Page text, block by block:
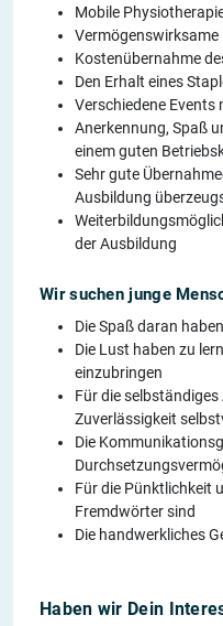
Mobile
Vermögenswirksame
Kostenübernahme
Den Erhalt eines
Verschiedene Events
Anerkennung, Spaß
einem guten
Sehr gute
Ausbildung
der Ausbildung
Wir suchen junge
Die Spaß daran
Die Lust haben zu
einzubringen
Für die
Zuverlässigkeit
Die
Für die Pünktlichkeit
Fremdwörter sind
Die handwerkliches
Haben wir Dein